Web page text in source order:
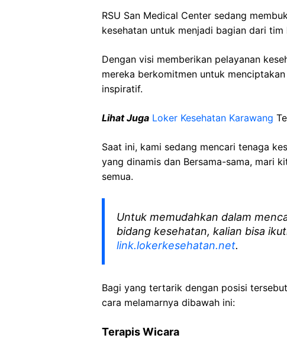
RSU San Medical Center sedang
kesehatan untuk menjadi bagian dari tim
Dengan visi memberikan pelayanan
mereka berkomitmen untuk
inspiratif.
Lihat Juga Loker Kesehatan Karawang
Saat ini, kami sedang mencari tenaga
yang dinamis dan Bersama-sama, mari
semua.
Untuk memudahkan dalam
bidang kesehatan, kalian bisa
link.lokerkesehatan.net.
Bagi yang tertarik dengan posisi
cara melamarnya dibawah ini:
Terapis Wicara